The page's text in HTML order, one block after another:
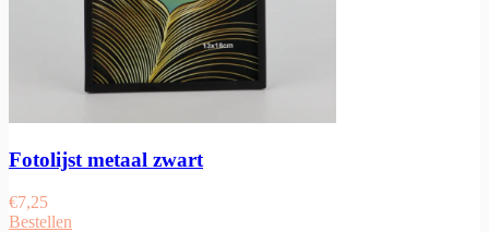
Fotolijst metaal zwart
€7,25
Bestellen